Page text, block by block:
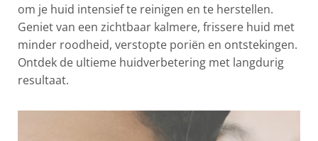
om je huid intensief te reinigen en te herstellen.
Geniet van een zichtbaar kalmere, frissere huid met
minder roodheid, verstopte poriën en ontstekingen.
Ontdek de ultieme huidverbetering met langdurig
resultaat.